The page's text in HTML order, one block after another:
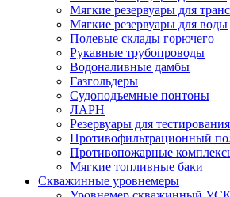
Мягкие резервуары для
Мягкие резервуары для воды
Полевые склады горючего
Рукавные трубопроводы
Водоналивные дамбы
Газгольдеры
Судоподъемные понтоны
ЛАРН
Резервуары для
Противофильтрационный
Противопожарные
Мягкие топливные баки
Скважинные уровнемеры